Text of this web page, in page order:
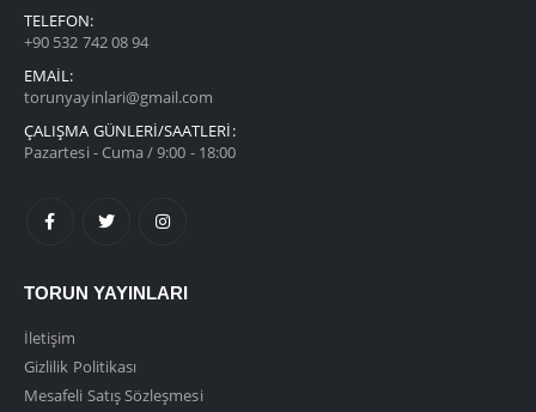
TELEFON:
+90 532 742 08 94
EMAIL:
torunyayinlari@gmail.com
ÇALIŞMA GÜNLERİ/SAATLERİ:
Pazartesi - Cuma / 9:00 - 18:00
TORUN YAYINLARI
İletişim
Gizlilik Politikası
Mesafeli Satış Sözleşmesi